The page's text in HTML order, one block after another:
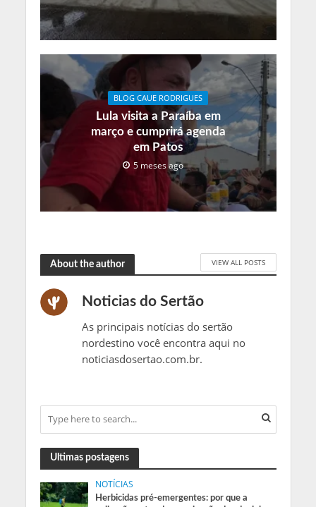
BLOG CAUE RODRIGUES
Lula visita a Paraíba em
março e cumprirá agenda
em Patos
5 meses ago
About the author VIEW ALL POSTS
Noticias do Sertão
As principais notícias do sertão
nordestino você encontra aqui no
noticiasdosertao.com.br.
Ultimas postagens
NOTÍCIAS
Herbicidas pré-emergentes: por que a